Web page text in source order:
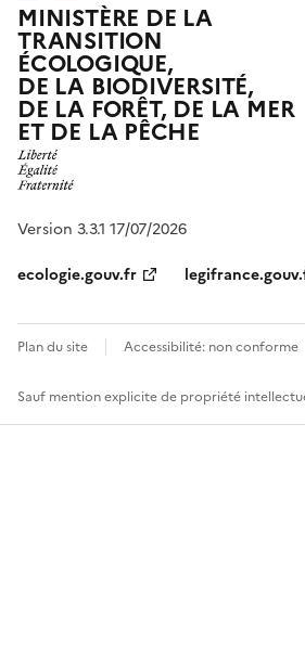
MINISTÈRE DE LA
TRANSITION
ÉCOLOGIQUE,
DE LA BIODIVERSITÉ,
DE LA FORÊT, DE LA MER
ET DE LA PÊCHE
Version 3.3.1 17/07/2026
ecologie.gouv.fr
Plan du site Accessibilité: non conforme
Sauf mention explicite de propriété